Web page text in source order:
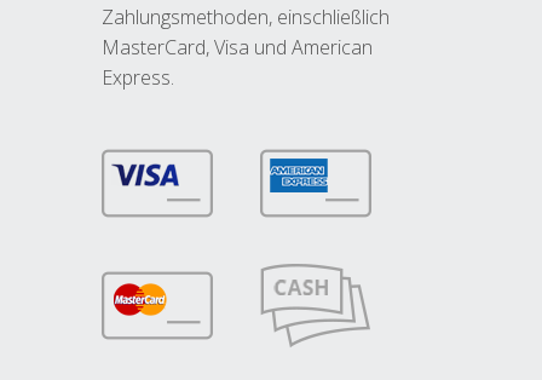
Zahlungsmethoden, einschließlich
MasterCard, Visa und American
Express.